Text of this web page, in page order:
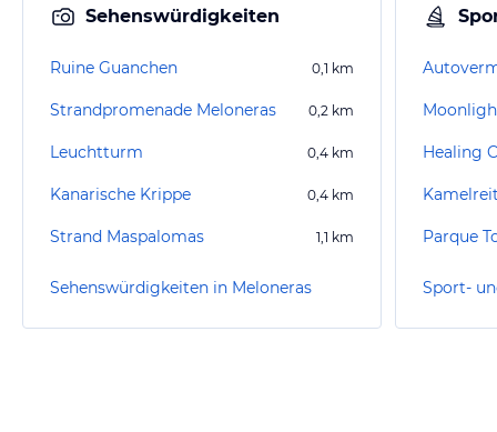
Sehenswürdigkeiten
Ruine Guanchen 0,1 km
Strandpromenade Meloneras 0,2 km
Leuchtturm 0,4 km
Kanarische Krippe 0,4 km
Strand Maspalomas 1,1 km
Sehenswürdigkeiten in Meloneras
Healing
Parque